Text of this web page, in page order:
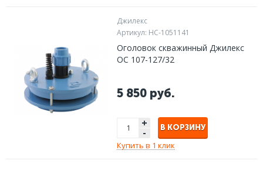
Джилекс
Артикул: НС-1051141
Оголовок скважинный Джилекс
ОС 107-127/32
5 850 руб.
+
- В КОРЗИНУ
Купить в 1 клик